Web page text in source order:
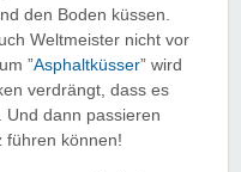
den Boden küssen.
Weltmeister nicht vor
”Asphaltküsser” wird
verdrängt, dass es
Und dann passieren
führen können!